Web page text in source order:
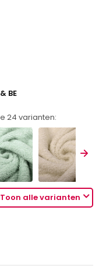
BE
24 varianten:
Toon alle varianten